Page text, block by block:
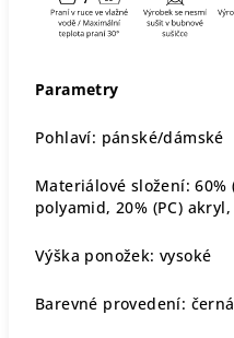
Parametry
Pohlaví: pánské/dámské
Materiálové složení: 60%
polyamid, 20% (PC) akryl,
Výška ponožek:vysoké
Barevné provedení: černá